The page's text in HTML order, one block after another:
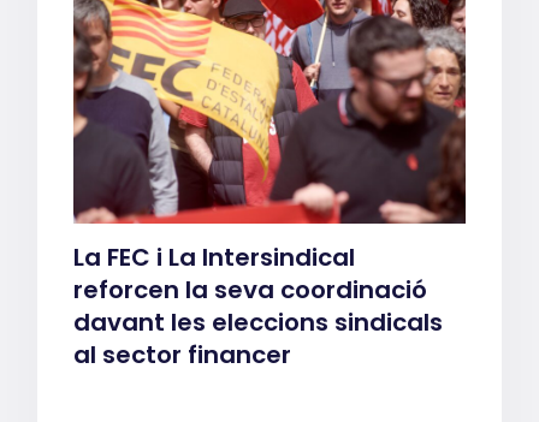
La FEC i La Intersindical
reforcen la seva coordinació
davant les eleccions sindicals
al sector financer